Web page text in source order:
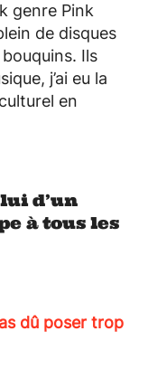
genre Pink
de disques
Ils
j’ai eu la
en
d’un
à tous les
dû poser trop